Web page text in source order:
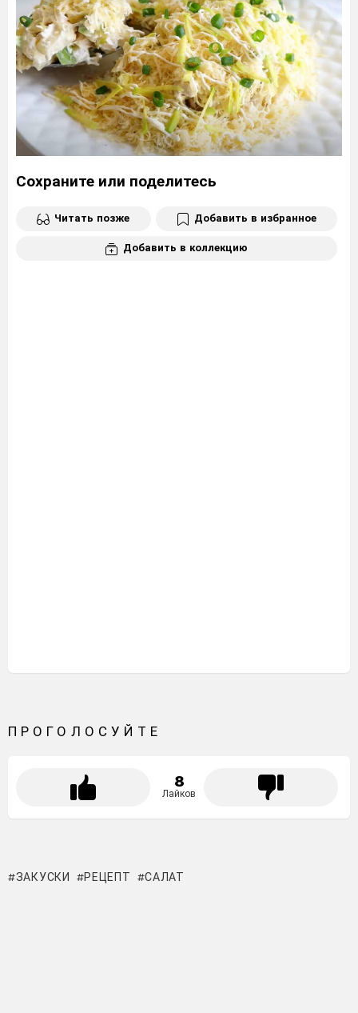
Сохраните или поделитесь
Читать позже Добавить в избранное
Добавить в коллекцию
ПРОГОЛОСУЙТЕ
8
Лайков
ЗАКУСКИ РЕЦЕПТ САЛАТ